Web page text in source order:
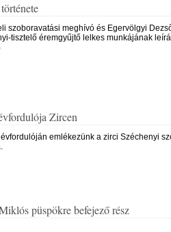
szoboravatási meghívó és Egervölgyi
tisztelő éremgyűjtő lelkes munkájának
Zircen
emlékezünk a zirci Széchenyi
püspökre befejező rész